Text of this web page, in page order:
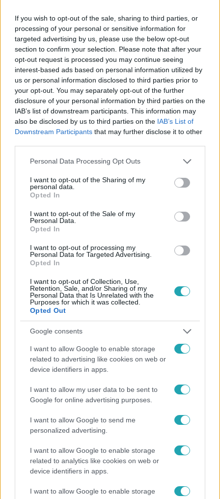
If you wish to opt-out of the sale, sharing to third parties, or
processing of your personal or sensitive information for
targeted advertising by us, please use the below opt-out
section to confirm your selection. Please note that after your
opt-out request is processed you may continue seeing
interest-based ads based on personal information utilized by
us or personal information disclosed to third parties prior to
your opt-out. You may separately opt-out of the further
disclosure of your personal information by third parties on the
IAB’s list of downstream participants. This information may
also be disclosed by us to third parties on the IAB’s List of
Downstream Participants that may further disclose it to other
Please note that this website/app uses one or more Google
not limited to your visit or usage behaviour. You may click to
grant or deny consent to Google and its third-party tags to
use your data for below specified purposes in below Google
consent section.
Personal Data Processing Opt Outs
I want to opt-out of the Sharing of my
personal data.
Opted In
I want to opt-out of the Sale of my
Personal Data.
Opted In
I want to opt-out of processing my
Personal Data for Targeted Advertising.
Opted In
I want to opt-out of Collection, Use,
Retention, Sale, and/or Sharing of my
Personal Data that Is Unrelated with the
Purposes for which it was collected.
Opted Out
Google consents
I want to allow Google to enable storage
related to advertising like cookies on web or
device identifiers in apps.
I want to allow my user data to be sent to
Google for online advertising purposes.
I want to allow Google to send me
personalized advertising.
I want to allow Google to enable storage
related to analytics like cookies on web or
device identifiers in apps.
I want to allow Google to enable storage
Nézd vissza a Híradó adásait az RTL+ felületén!
Itt állítsd be, hogy az RTL.hu az elsők között
legyen a Google-találatokban!
Kövess minket, és értesülj a friss hírekről a
Facebookon is!
Követem
HÍRADÓ #EGÉSZSÉGÜGY
ORSZÁGOS KARDIOLÓGIAI INTÉZET
Népszerű